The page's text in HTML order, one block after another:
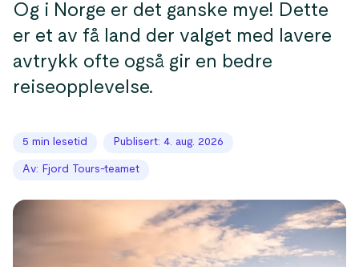
Og i Norge er det ganske mye! Dette
er et av få land der valget med lavere
avtrykk ofte også gir en bedre
reiseopplevelse.
5 min lesetid Publisert: 4. aug. 2026
Av: Fjord Tours-teamet